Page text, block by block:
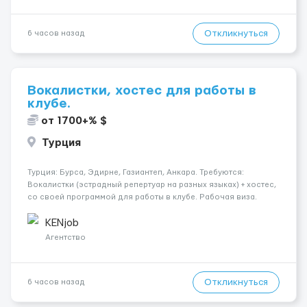
6 часов назад Откликнуться
Вокалистки, хостес для работы в
клубе.
от 1700+% $
Турция
Турция: Бурса, Эдирне, Газиантеп, Анкара. Требуются:
Вокалистки (эстрадный репертуар на разных языках) + хостеc,
со своей программой для работы в клубе. Рабочая виза.
одного до трех месяцев. Мед. страховка. Высокая зарплат...
KENjob
Агентство
6 часов назад Откликнуться